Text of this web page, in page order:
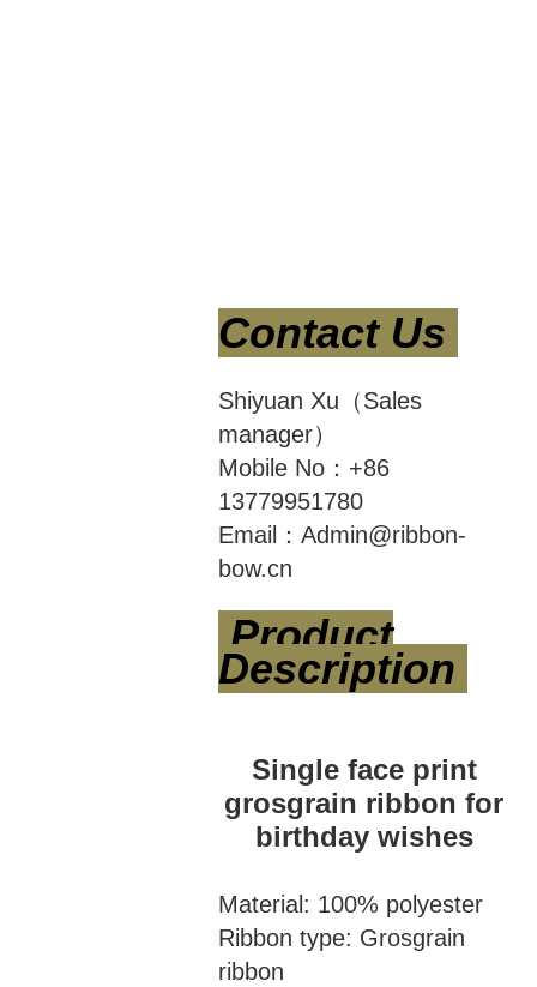
Contact Us
Shiyuan Xu（Sales
manager）
Mobile No：+86
13779951780
Email：Admin@ribbon-
bow.cn
Product
Description
Single face print
grosgrain ribbon for
birthday wishes
Material: 100% polyester
Ribbon type: Grosgrain
ribbon